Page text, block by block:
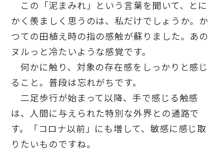
この「泥まみれ」という言葉を聞いて、とに
かく羨ましく思うのは、私だけでしょうか。か
つての田植え時の指の感触が蘇りました。あの
ヌルっと冷たいような感覚です。
何かに触り、対象の存在感をしっかりと感じ
ること。普段は忘れがちです。
二足歩行が始まって以降、手で感じる触感
は、人間に与えられた特別な外界との通路で
す。「コロナ以前」にも増して、敏感に感じ取
りたいものですね。